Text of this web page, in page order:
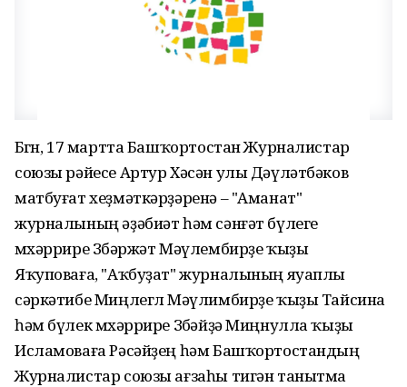
Бөгөн, 17 мартта Башҡортостан Журналистар
союзы рәйесе Артур Хәсән улы Дәүләтбәков
матбуғат хеҙмәткәрҙәренә – "Аманат"
журналының әҙәбиәт һәм сәнғәт бүлеге
мөхәррире Зөбәржәт Мәүлембирҙе ҡыҙы
Яҡуповаға, "Аҡбуҙат" журналының яуаплы
сәркәтибе Миңлегөл Мәүлимбирҙе ҡыҙы Тайсина
һәм бүлек мөхәррире Зөбәйҙә Миңнулла ҡыҙы
Исламоваға Рәсәйҙең һәм Башҡортостандың
Журналистар союзы ағзаһы тигән танытма